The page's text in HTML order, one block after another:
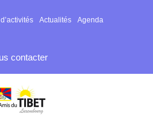
Actualités Agenda
contacter